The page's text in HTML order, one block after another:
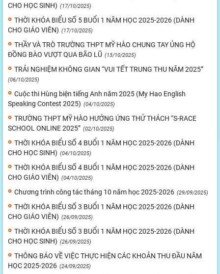
CHO HỌC SINH) (17/10/2025)
THỜI KHÓA BIỂU SỐ 5 BUỔI 1 NĂM HỌC 2025-2026 (DÀNH
CHO GIÁO VIÊN) (17/10/2025)
THẦY VÀ TRÒ TRƯỜNG THPT MỸ HÀO CHUNG TAY ỦNG HỘ
ĐỒNG BÀO VƯỢT QUA BÃO LŨ (13/10/2025)
TRẢI NGHIỆM KHÔNG GIAN “VUI TẾT TRUNG THU NĂM 2025”
(06/10/2025)
Cuộc thi Hùng biện tiếng Anh năm 2025 (My Hao English
Speaking Contest 2025) (04/10/2025)
TRƯỜNG THPT MỸ HÀO HƯỞNG ỨNG THỬ THÁCH “S-RACE
SCHOOL ONLINE 2025” (02/10/2025)
THỜI KHÓA BIỂU SỐ 4 BUỔI 1 NĂM HỌC 2025-2026 (DÀNH
CHO HỌC SINH) (04/10/2025)
THỜI KHÓA BIỂU SỐ 4 BUỔI 1 NĂM HỌC 2025-2026 (DÀNH
CHO GIÁO VIÊN) (04/10/2025)
Chương trình công tác tháng 10 năm học 2025-2026 (29/09/2025)
THỜI KHÓA BIỂU SỐ 3 BUỔI 1 NĂM HỌC 2025-2026 (DÀNH
CHO GIÁO VIÊN) (26/09/2025)
THỜI KHÓA BIỂU SỐ 3 BUỔI 1 NĂM HỌC 2025-2026 (DÀNH
CHO HỌC SINH) (26/09/2025)
THÔNG BÁO VỀ VIỆC THỰC HIỆN CÁC KHOẢN THU ĐẦU NĂM
HỌC 2025-2026 (24/09/2025)